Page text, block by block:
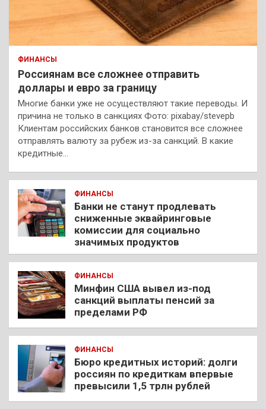
ФИНАНСЫ
Россиянам все сложнее отправить
доллары и евро за границу
Многие банки уже не осуществляют такие переводы. И
причина не только в санкциях Фото: pixabay/stevepb
Клиентам российских банков становится все сложнее
отправлять валюту за рубеж из-за санкций. В какие
кредитные…
ФИНАНСЫ
Банки не станут продлевать
сниженные эквайринговые
комиссии для социально
значимых продуктов
ФИНАНСЫ
Минфин США вывел из-под
санкций выплаты пенсий за
пределами РФ
ФИНАНСЫ
Бюро кредитных историй: долги
россиян по кредиткам впервые
превысили 1,5 трлн рублей